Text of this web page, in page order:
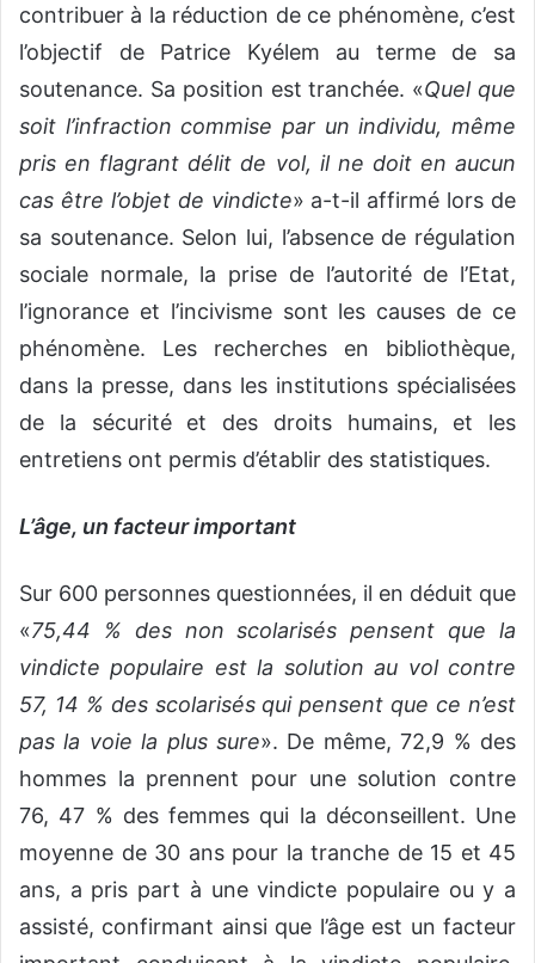
contribuer à la réduction de ce phénomène, c’est
l’objectif de Patrice Kyélem au terme de sa
soutenance. Sa position est tranchée. «Quel que
soit l’infraction commise par un individu, même
pris en flagrant délit de vol, il ne doit en aucun
cas être l’objet de vindicte» a-t-il affirmé lors de
sa soutenance. Selon lui, l’absence de régulation
sociale normale, la prise de l’autorité de l’Etat,
l’ignorance et l’incivisme sont les causes de ce
phénomène. Les recherches en bibliothèque,
dans la presse, dans les institutions spécialisées
de la sécurité et des droits humains, et les
entretiens ont permis d’établir des statistiques.
L’âge, un facteur important
Sur 600 personnes questionnées, il en déduit que
«75,44 % des non scolarisés pensent que la
vindicte populaire est la solution au vol contre
57, 14 % des scolarisés qui pensent que ce n’est
pas la voie la plus sure». De même, 72,9 % des
hommes la prennent pour une solution contre
76, 47 % des femmes qui la déconseillent. Une
moyenne de 30 ans pour la tranche de 15 et 45
ans, a pris part à une vindicte populaire ou y a
assisté, confirmant ainsi que l’âge est un facteur